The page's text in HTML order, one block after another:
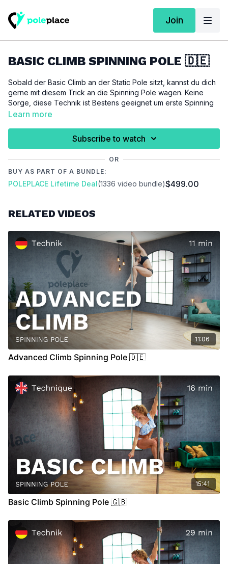
Join
BASIC CLIMB SPINNING POLE 🇩🇪
Sobald der Basic Climb an der Static Pole sitzt, kannst du dich
gerne mit diesem Trick an die Spinning Pole wagen. Keine
Sorge, diese Technik ist Bestens geeignet um erste Spinning
Erfahrungen zu sammeln.
Bitte achte darauf, dich vor der Ausübung dieses Tutorials
ausreichend aufzuwärmen um Verletzungen zu vermeiden und
vorzubeugen.
00:00Introduction
00:39
06:51Air
Learn more
Subscribe to watch
OR
BUY AS PART OF A BUNDLE:
POLEPLACE Lifetime Deal(1336 video bundle)$499.00
RELATED VIDEOS
11:06
Advanced Climb Spinning Pole 🇩🇪
15:41
Basic Climb Spinning Pole 🇬🇧